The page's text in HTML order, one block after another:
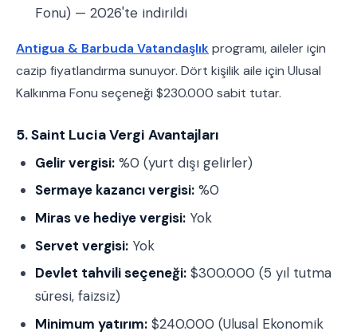
Fonu) — 2026'te indirildi
Antigua & Barbuda Vatandaşlıkprogramı, aileler için
cazip fiyatlandırma sunuyor. Dört kişilik aile için Ulusal
Kalkınma Fonu seçeneği $230.000 sabit tutar.
5. Saint Lucia Vergi Avantajları
Gelir vergisi: %0 (yurt dışı gelirler)
Sermaye kazancı vergisi: %0
Miras ve hediye vergisi: Yok
Servet vergisi: Yok
Devlet tahvili seçeneği: $300.000 (5 yıl tutma
süresi, faizsiz)
Minimum yatırım: $240.000 (Ulusal Ekonomik